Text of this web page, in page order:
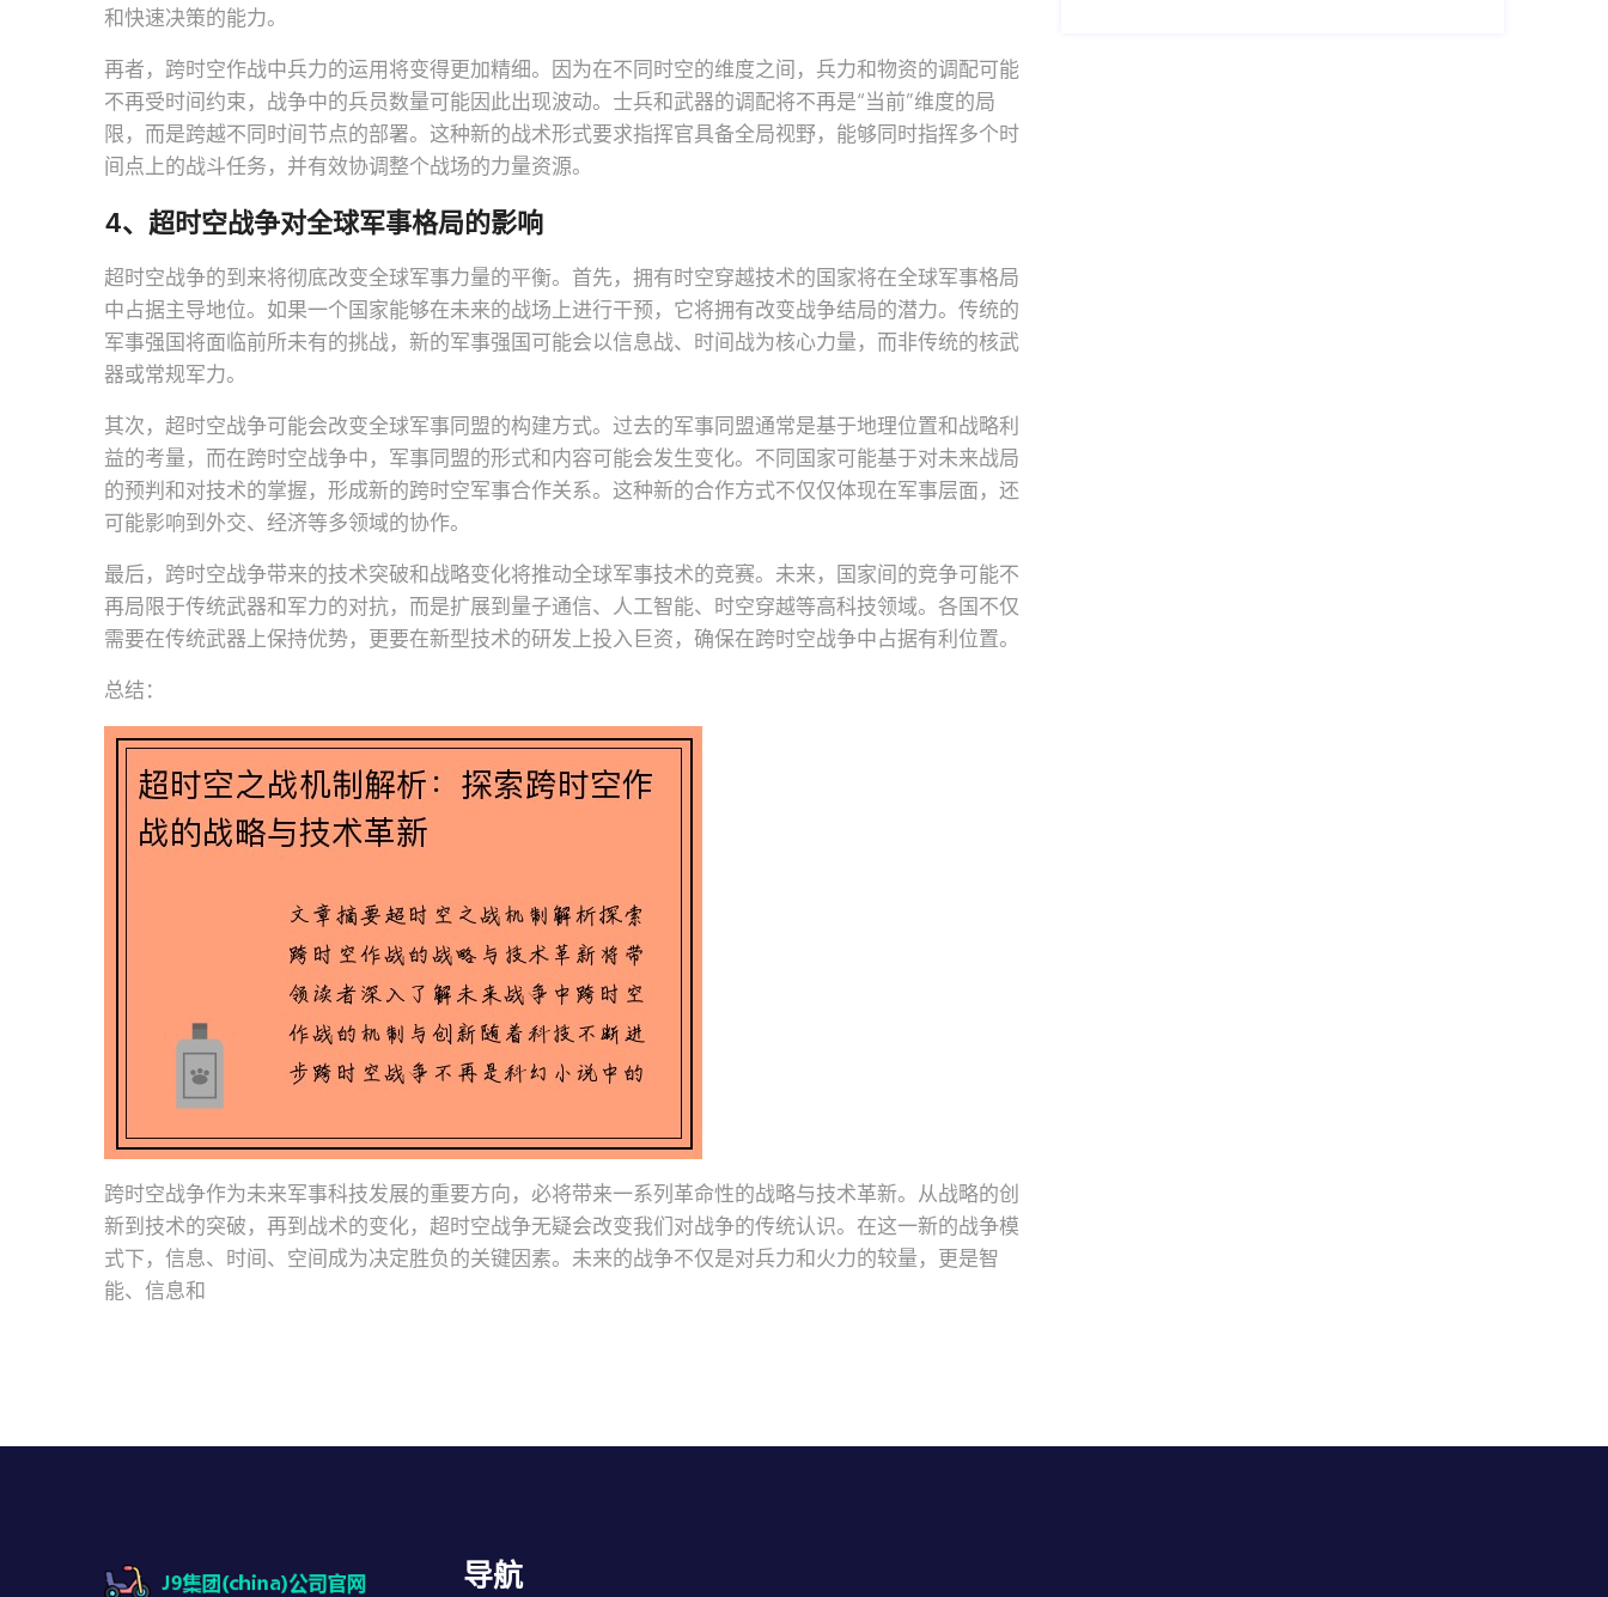
和快速决策的能力。
再者，跨时空作战中兵力的运用将变得更加精细。因为在不同时空的维度之间，兵力和物资的调配可能
不再受时间约束，战争中的兵员数量可能因此出现波动。士兵和武器的调配将不再是“当前”维度的局
限，而是跨越不同时间节点的部署。这种新的战术形式要求指挥官具备全局视野，能够同时指挥多个时
间点上的战斗任务，并有效协调整个战场的力量资源。
4、超时空战争对全球军事格局的影响
超时空战争的到来将彻底改变全球军事力量的平衡。首先，拥有时空穿越技术的国家将在全球军事格局
中占据主导地位。如果一个国家能够在未来的战场上进行干预，它将拥有改变战争结局的潜力。传统的
军事强国将面临前所未有的挑战，新的军事强国可能会以信息战、时间战为核心力量，而非传统的核武
器或常规军力。
其次，超时空战争可能会改变全球军事同盟的构建方式。过去的军事同盟通常是基于地理位置和战略利
益的考量，而在跨时空战争中，军事同盟的形式和内容可能会发生变化。不同国家可能基于对未来战局
的预判和对技术的掌握，形成新的跨时空军事合作关系。这种新的合作方式不仅仅体现在军事层面，还
可能影响到外交、经济等多领域的协作。
最后，跨时空战争带来的技术突破和战略变化将推动全球军事技术的竞赛。未来，国家间的竞争可能不
再局限于传统武器和军力的对抗，而是扩展到量子通信、人工智能、时空穿越等高科技领域。各国不仅
需要在传统武器上保持优势，更要在新型技术的研发上投入巨资，确保在跨时空战争中占据有利位置。
总结：
跨时空战争作为未来军事科技发展的重要方向，必将带来一系列革命性的战略与技术革新。从战略的创
新到技术的突破，再到战术的变化，超时空战争无疑会改变我们对战争的传统认识。在这一新的战争模
式下，信息、时间、空间成为决定胜负的关键因素。未来的战争不仅是对兵力和火力的较量，更是智
能、信息和
导航